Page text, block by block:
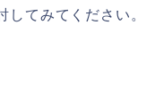
てみてください。